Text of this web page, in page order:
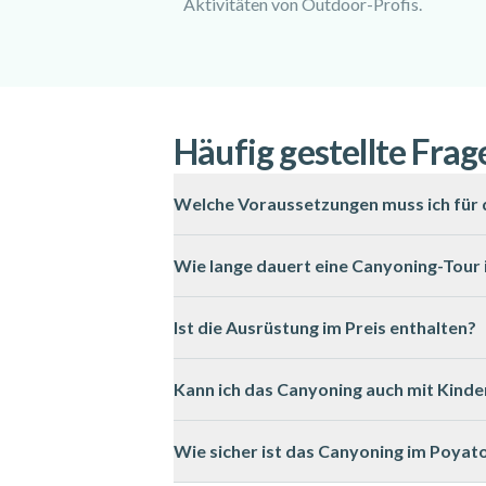
Häufig gestellte
Welche Voraussetzungen muss ich
als auch für Fortgeschrittene geeignet, da
Wie lange dauert eine Canyoning-
sowie Pausen sind inbegriffen.
Ist die Ausrüstung im Preis enthalten?
lediglich Badebekleidung und ein
Kann ich das Canyoning auch mit
dem Guide abzuklären.
Wie sicher ist das Canyoning im